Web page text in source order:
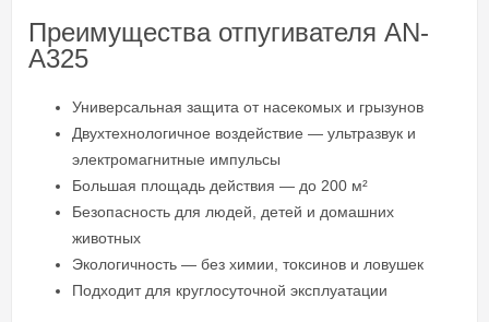
Преимущества отпугивателя AN-
A325
Универсальная защита от насекомых и грызунов
Двухтехнологичное воздействие — ультразвук и
электромагнитные импульсы
Большая площадь действия — до 200 м²
Безопасность для людей, детей и домашних
животных
Экологичность — без химии, токсинов и ловушек
Подходит для круглосуточной эксплуатации